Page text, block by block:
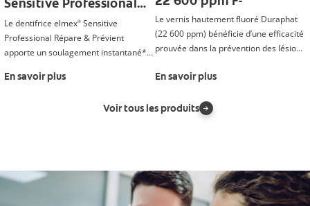
Sensitive Professional
Répare et Prévient Soin
Gencives
Le dentifrice elmex® Sensitive
Professional Répare & Prévient
apporte un soulagement instantané*
comporte la technologie Pro-Argin
protection durable des gencives.
pendant une minute.
En savoir plus
Le vernis hautement fluoré Duraphat
(22 600 ppm) bénéficie d’une efficacité
prouvée dans la prévention des lésions
enfants, dans le cadre d’un
En savoir plus
Voir tous les produits